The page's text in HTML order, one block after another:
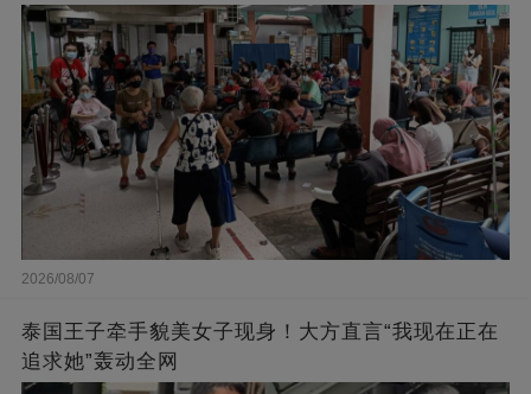
2026/08/07
泰国王子牵手貌美女子现身！大方直言“我现在正在
追求她”轰动全网